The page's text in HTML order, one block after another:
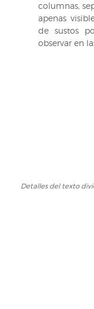
columnas,
apenas
de sustos
observar en
Detalles
Detalles del texto